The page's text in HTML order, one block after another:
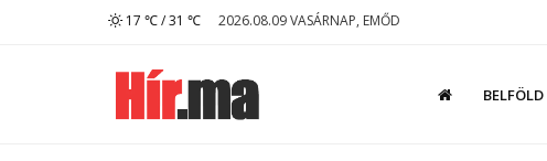
17 ℃ / 31 ℃ 2026.08.09 VASÁRNAP, EMŐD
BELFÖLD